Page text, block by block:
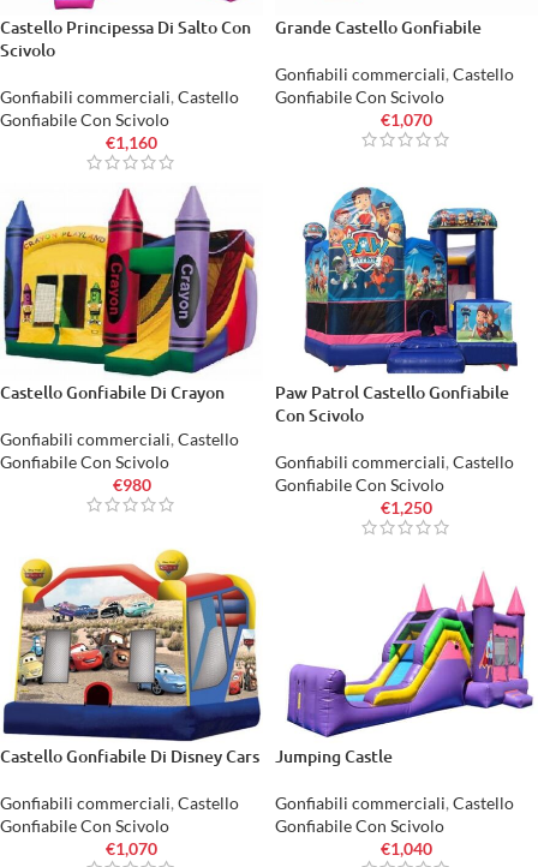
Castello Principessa Di Salto Con
Scivolo
Gonfiabili commerciali, Castello
Gonfiabile Con Scivolo
€1,160
Grande Castello Gonfiabile
Gonfiabili commerciali, Castello
Gonfiabile Con Scivolo
€1,070
Castello Gonfiabile Di Crayon
Gonfiabili commerciali, Castello
Gonfiabile Con Scivolo
€980
Paw Patrol Castello Gonfiabile
Con Scivolo
Gonfiabili commerciali, Castello
Gonfiabile Con Scivolo
€1,250
Castello Gonfiabile Di Disney Cars
Gonfiabili commerciali, Castello
Gonfiabile Con Scivolo
€1,070
Jumping Castle
Gonfiabili commerciali, Castello
Gonfiabile Con Scivolo
€1,040